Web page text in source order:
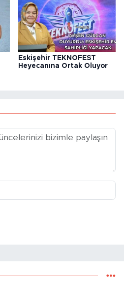
Eskişehir TEKNOFEST
Heyecanına Ortak Oluyor